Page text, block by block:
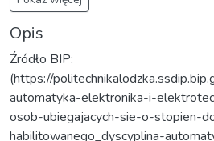
Opis
Źródło BIP:
(https://
automatyka-elektronika-i-
osob-ubiegajacych-sie-o-stopien-
habilitowanego_dyscyplina-